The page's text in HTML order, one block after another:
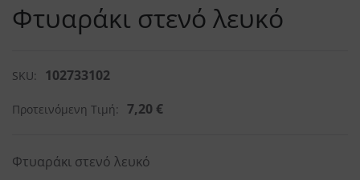
Φτυαράκι στενό λευκό
SKU: 102733102
Προτεινόμενη Τιμή: 7,20 €
Φτυαράκι στενό λευκό